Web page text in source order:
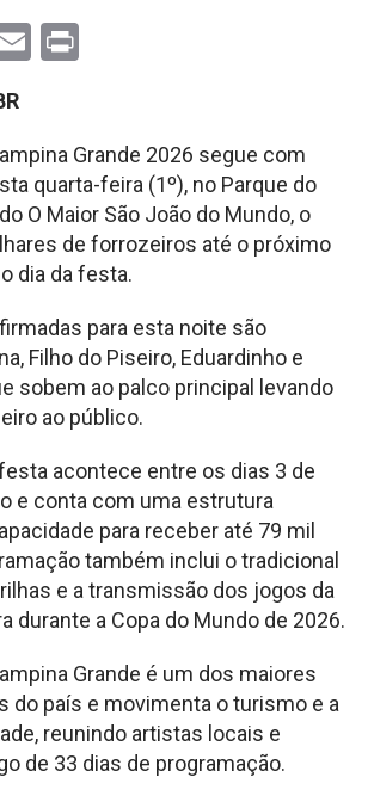
Email
Grande 2026 segue com
quarta-feira (1º), no Parque do
O Maior São João do Mundo, o
de forrozeiros até o próximo
dia da festa.
para esta noite são
Filho do Piseiro, Eduardinho e
sobem ao palco principal levando
ao público.
acontece entre os dias 3 de
e conta com uma estrutura
para receber até 79 mil
também inclui o tradicional
e a transmissão dos jogos da
durante a Copa do Mundo de 2026.
Grande é um dos maiores
do país e movimenta o turismo e a
reunindo artistas locais e
de 33 dias de programação.